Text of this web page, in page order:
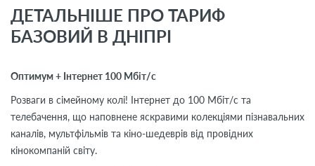
ДЕТАЛЬНІШЕ ПРО ТАРИФ
БАЗОВИЙ В ДНІПРІ
Оптимум + Інтернет 100 Мбіт/с
Розваги в сімейному колі! Інтернет до 100 Мбіт/с та
телебачення, що наповнене яскравими колекціями пізнавальних
каналів, мультфільмів та кіно-шедеврів від провідних
кінокомпаній світу.